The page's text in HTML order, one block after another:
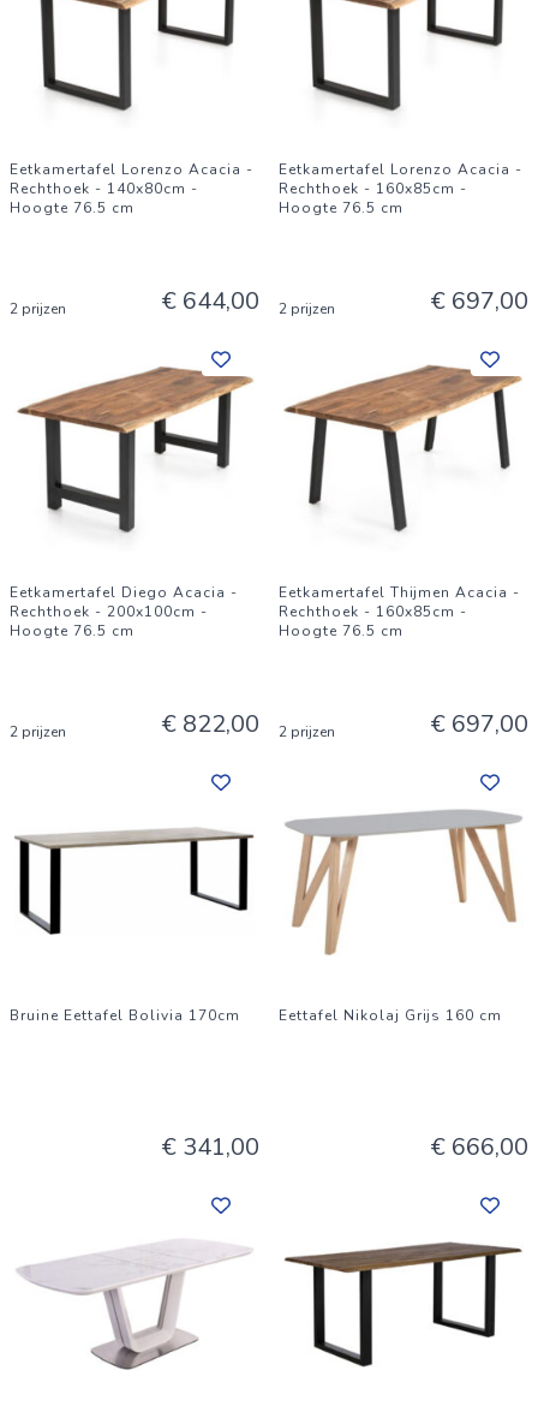
Eetkamertafel Lorenzo Acacia -
Rechthoek - 140x80cm -
Hoogte 76.5 cm
2 prijzen € 644,00
Eetkamertafel Lorenzo Acacia -
Rechthoek - 160x85cm -
Hoogte 76.5 cm
2 prijzen € 697,00
Eetkamertafel Diego Acacia -
Rechthoek - 200x100cm -
Hoogte 76.5 cm
2 prijzen € 822,00
Eetkamertafel Thijmen Acacia -
Rechthoek - 160x85cm -
Hoogte 76.5 cm
2 prijzen € 697,00
Bruine Eettafel Bolivia 170cm
€ 341,00
Eettafel Nikolaj Grijs 160 cm
€ 666,00